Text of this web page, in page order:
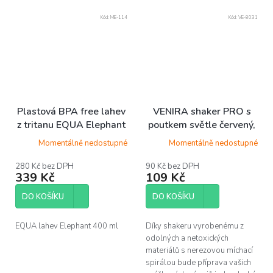
Plastová BPA free lahev
z tritanu EQUA Elephant
400 ml
Momentálně nedostupné
280 Kč bez DPH
339 Kč
DO KOŠÍKU
EQUA lahev Elephant 400 ml
Kód: ME-114
VENIRA shaker PRO s
poutkem světle červený,
600 ml
Momentálně nedostupné
90 Kč bez DPH
109 Kč
DO KOŠÍKU
Díky shakeru vyrobenému z
odolných a netoxických
materiálů s nerezovou míchací
spirálou bude příprava vašich
Kód: VE-8031